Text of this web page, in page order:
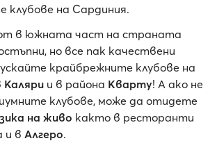
клубове на Сардиния.
в южната част на страната
но все пак качествени
крайбрежните клубове на
Каляри и в района Кварту! А ако не
клубове, може да отидете
на живо както в ресторанти
и в Алгеро.